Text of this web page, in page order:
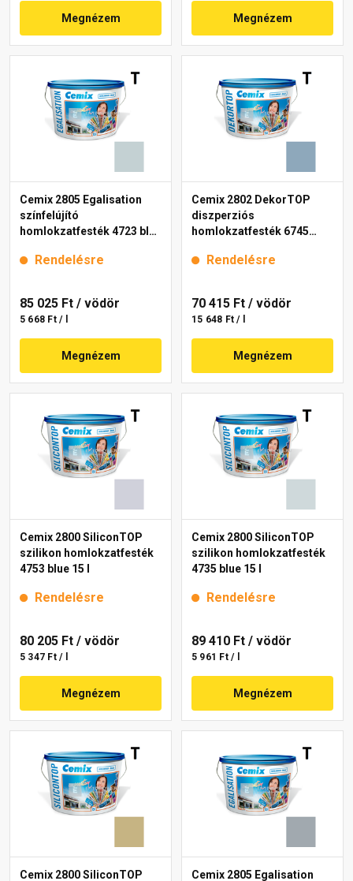
Megnézem Megnézem
Cemix 2805 Egalisation
színfelújító
homlokzatfesték 4723 blue
Rendelésre
85 025 Ft / vödör
5 668 Ft / l
Megnézem
Cemix 2802 DekorTOP
diszperziós
homlokzatfesték 6745
Rendelésre
70 415 Ft / vödör
15 648 Ft / l
Megnézem
Cemix 2800 SiliconTOP
szilikon homlokzatfesték
4753 blue 15 l
Rendelésre
80 205 Ft / vödör
5 347 Ft / l
Megnézem
Cemix 2800 SiliconTOP
szilikon homlokzatfesték
4735 blue 15 l
Rendelésre
89 410 Ft / vödör
5 961 Ft / l
Megnézem
Cemix 2800 SiliconTOP Cemix 2805 Egalisation